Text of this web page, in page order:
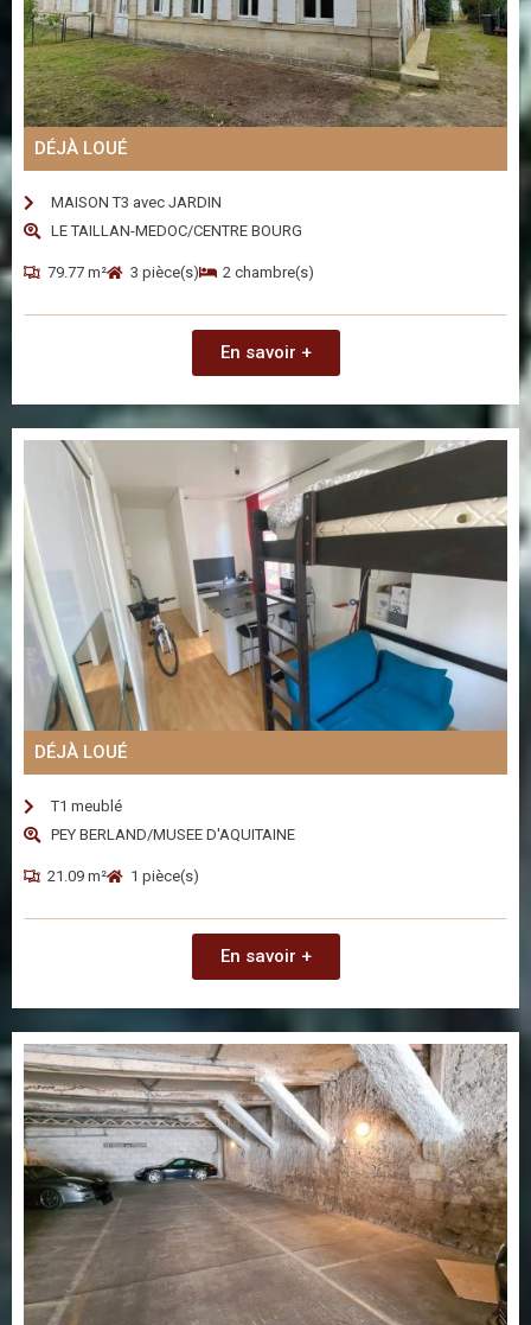
DÉJÀ LOUÉ
MAISON T3 avec JARDIN
LE TAILLAN-MEDOC/CENTRE BOURG
79.77 m² 3 pièce(s) 2 chambre(s)
En savoir +
DÉJÀ LOUÉ
T1 meublé
PEY BERLAND/MUSEE D'AQUITAINE
21.09 m² 1 pièce(s)
En savoir +